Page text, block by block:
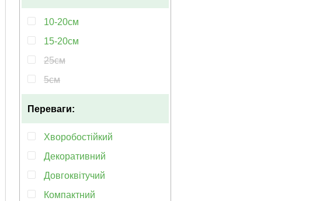
10-20см
15-20см
25см
5см
Переваги:
Хворобостійкий
Декоративний
Довгоквітучий
Компактний